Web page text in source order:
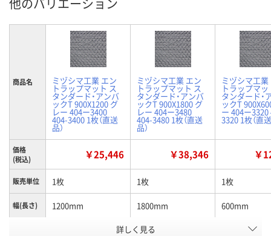
商品名 ミヅシマ工業 エン
トラップマット ス
タンダード・アンバ
ックT 900X1200 グ
レー 404ー3400
404-3400 1枚（直送
品）
ミヅシマ工業 エン
トラップマット ス
タンダード・アンバ
ックT 900X1800 グ
レー 404ー3480
404-3480 1枚（直送
品）
ミヅシマ工業
トラップマ
タンダード・
ックT
ー 404ー3320
3320 1枚（直
価格
(税込)
￥25,446 ￥38,346 ￥
販売単位 1枚 1枚 1枚
幅(長さ) 1200mm 1800mm 600mm
約6mm
詳しく見る